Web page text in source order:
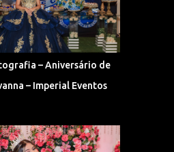
– Aniversário de
– Imperial Eventos